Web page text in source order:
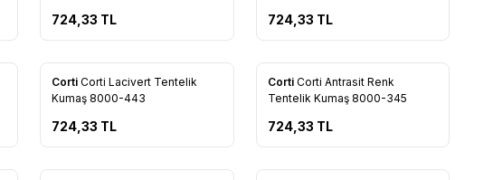
724,33 TL 724,33 TL
Yeni
Favorilere Ekle
Corti Corti Lacivert Tentelik
Kumaş 8000-443
724,33 TL
Yeni
Favorilere Ekle
Corti Corti Antrasit Renk
Tentelik Kumaş 8000-345
724,33 TL